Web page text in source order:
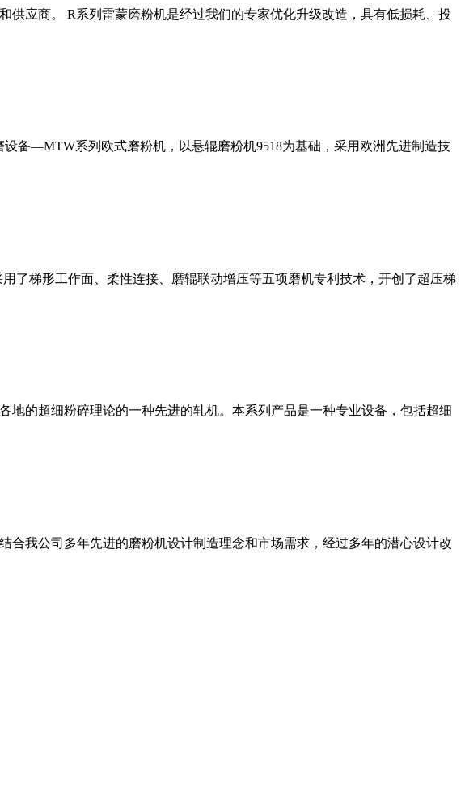
应商。 R系列雷蒙磨粉机是经过我们的专家优化升级改造，具有低损耗、投
备—MTW系列欧式磨粉机，以悬辊磨粉机9518为基础，采用欧洲先进制造技
了梯形工作面、柔性连接、磨辊联动增压等五项磨机专利技术，开创了超压梯
的超细粉碎理论的一种先进的轧机。本系列产品是一种专业设备，包括超细
我公司多年先进的磨粉机设计制造理念和市场需求，经过多年的潜心设计改